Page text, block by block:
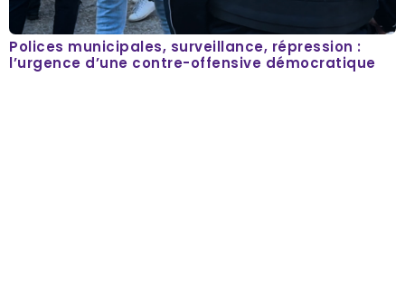
Polices municipales, surveillance, répression :
l’urgence d’une contre-offensive démocratique